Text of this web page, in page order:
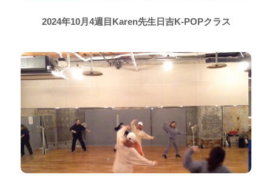
2024年10月4週目Karen先生日吉K-POPクラス